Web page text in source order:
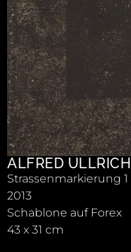
ALFRED ULLRICH
Strassenmarkierung 1
2013
Schablone auf Forex
43 x 31 cm